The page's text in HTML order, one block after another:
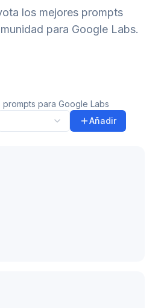
los mejores prompts
para Google Labs.
para Google Labs
Añadir